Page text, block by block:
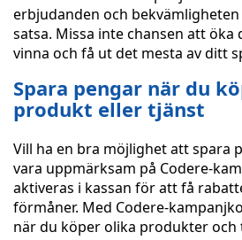
erbjudanden och
satsa. Missa inte chansen att öka
vinna och få ut det mesta av ditt
Spara pengar när du
produkt eller tjänst
Vill ha en bra möjlighet att spara
vara uppmärksam på Codere-
aktiveras i kassan för att få
förmåner. Med Codere-
när du köper olika produkter och